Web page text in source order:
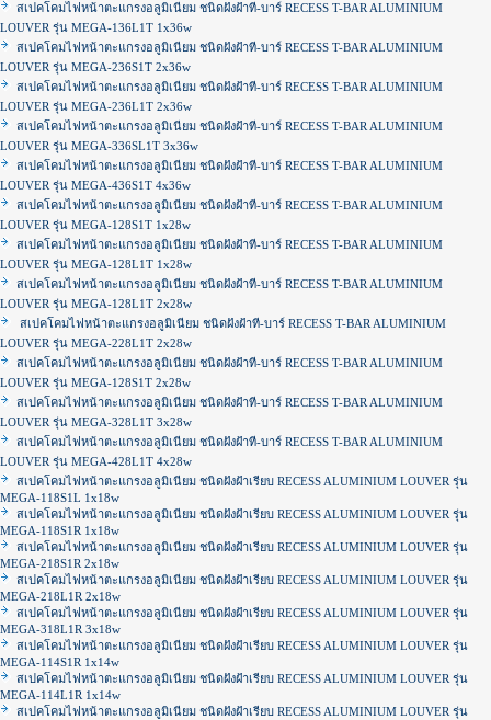
สเปคโคมไฟหน้าตะแกรงอลูมิเนียม ชนิดฝังฝ้าที-บาร์ RECESS T-BAR ALUMINIUM
LOUVER รุ่น MEGA-136L1T 1x36w
สเปคโคมไฟหน้าตะแกรงอลูมิเนียม ชนิดฝังฝ้าที-บาร์ RECESS T-BAR ALUMINIUM
LOUVER รุ่น MEGA-236S1T 2x36w
สเปคโคมไฟหน้าตะแกรงอลูมิเนียม ชนิดฝังฝ้าที-บาร์ RECESS T-BAR ALUMINIUM
LOUVER รุ่น MEGA-236L1T 2x36w
สเปคโคมไฟหน้าตะแกรงอลูมิเนียม ชนิดฝังฝ้าที-บาร์ RECESS T-BAR ALUMINIUM
LOUVER รุ่น MEGA-336SL1T 3x36w
สเปคโคมไฟหน้าตะแกรงอลูมิเนียม ชนิดฝังฝ้าที-บาร์ RECESS T-BAR ALUMINIUM
LOUVER รุ่น MEGA-436S1T 4x36w
สเปคโคมไฟหน้าตะแกรงอลูมิเนียม ชนิดฝังฝ้าที-บาร์ RECESS T-BAR ALUMINIUM
LOUVER รุ่น MEGA-128S1T 1x28w
สเปคโคมไฟหน้าตะแกรงอลูมิเนียม ชนิดฝังฝ้าที-บาร์ RECESS T-BAR ALUMINIUM
LOUVER รุ่น MEGA-128L1T 1x28w
สเปคโคมไฟหน้าตะแกรงอลูมิเนียม ชนิดฝังฝ้าที-บาร์ RECESS T-BAR ALUMINIUM
LOUVER รุ่น MEGA-128L1T 2x28w
สเปคโคมไฟหน้าตะแกรงอลูมิเนียม ชนิดฝังฝ้าที-บาร์ RECESS T-BAR ALUMINIUM
LOUVER รุ่น MEGA-228L1T 2x28w
สเปคโคมไฟหน้าตะแกรงอลูมิเนียม ชนิดฝังฝ้าที-บาร์ RECESS T-BAR ALUMINIUM
LOUVER รุ่น MEGA-128S1T 2x28w
สเปคโคมไฟหน้าตะแกรงอลูมิเนียม ชนิดฝังฝ้าที-บาร์ RECESS T-BAR ALUMINIUM
LOUVER รุ่น MEGA-328L1T 3x28w
สเปคโคมไฟหน้าตะแกรงอลูมิเนียม ชนิดฝังฝ้าที-บาร์ RECESS T-BAR ALUMINIUM
LOUVER รุ่น MEGA-428L1T 4x28w
สเปคโคมไฟหน้าตะแกรงอลูมิเนียม ชนิดฝังฝ้าเรียบ RECESS ALUMINIUM LOUVER รุ่น
MEGA-118S1L 1x18w
สเปคโคมไฟหน้าตะแกรงอลูมิเนียม ชนิดฝังฝ้าเรียบ RECESS ALUMINIUM LOUVER รุ่น
MEGA-118S1R 1x18w
สเปคโคมไฟหน้าตะแกรงอลูมิเนียม ชนิดฝังฝ้าเรียบ RECESS ALUMINIUM LOUVER รุ่น
MEGA-218S1R 2x18w
สเปคโคมไฟหน้าตะแกรงอลูมิเนียม ชนิดฝังฝ้าเรียบ RECESS ALUMINIUM LOUVER รุ่น
MEGA-218L1R 2x18w
สเปคโคมไฟหน้าตะแกรงอลูมิเนียม ชนิดฝังฝ้าเรียบ RECESS ALUMINIUM LOUVER รุ่น
MEGA-318L1R 3x18w
สเปคโคมไฟหน้าตะแกรงอลูมิเนียม ชนิดฝังฝ้าเรียบ RECESS ALUMINIUM LOUVER รุ่น
MEGA-114S1R 1x14w
สเปคโคมไฟหน้าตะแกรงอลูมิเนียม ชนิดฝังฝ้าเรียบ RECESS ALUMINIUM LOUVER รุ่น
MEGA-114L1R 1x14w
สเปคโคมไฟหน้าตะแกรงอลูมิเนียม ชนิดฝังฝ้าเรียบ RECESS ALUMINIUM LOUVER รุ่น